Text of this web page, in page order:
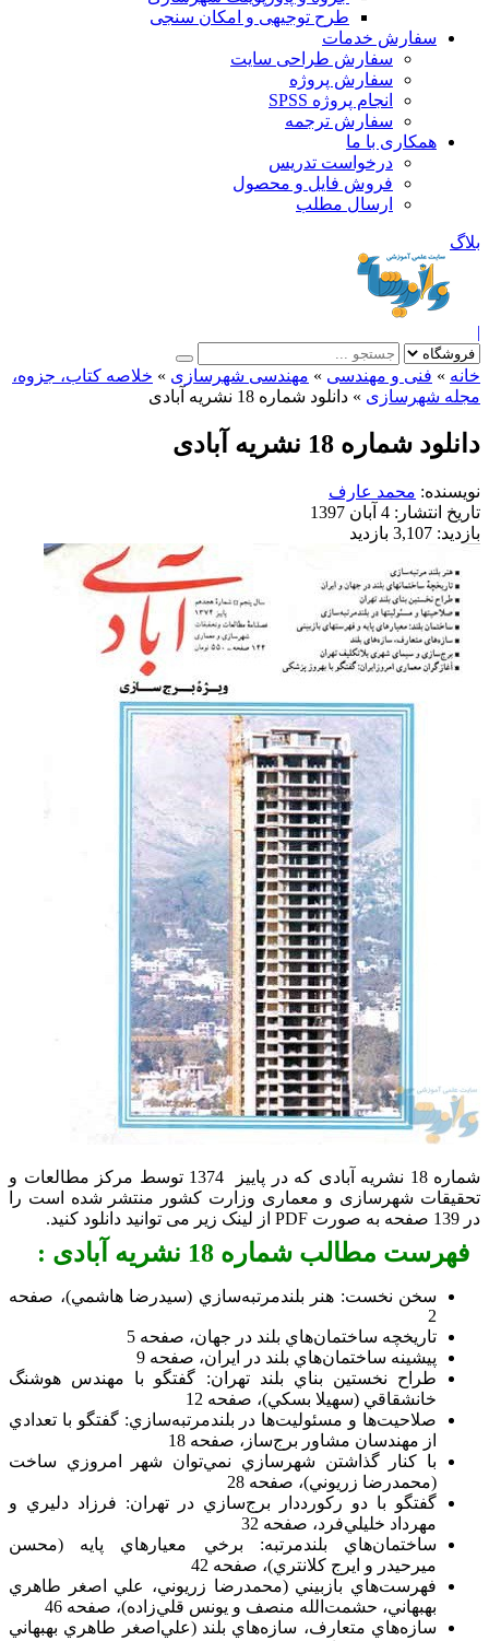
طرح توجیهی و امکان سنجی
سفارش خدمات
سفارش طراحی سایت
سفارش پروژه
انجام پروژه SPSS
سفارش ترجمه
همکاری با ما
درخواست تدریس
فروش فایل و محصول
ارسال مطلب
»فنی و مهندسی»مهندسی شهرسازی» خلاصه کتاب، جزوه،
شهرسازی» دانلود شماره 18 نشریه آبادی
شماره 18 نشریه آبادی
محمد عارف
انتشار:4 آبان 1397
3,107 بازدید
شماره 18 نشریه آبادی که در پاییز 1374 توسط مرکز مطالعات و
شهرسازی و معماری وزارت کشور منتشر شده است را
مطالب شماره 18 نشریه آبادی :
سخن نخست: هنر بلندمرتبه‌سازي (سيدرضا هاشمي)، صفحه
تاريخچه ساختمان‌هاي بلند در جهان، صفحه 5
پيشينه ساختمان‌هاي بلند در ايران، صفحه 9
طراح نخستين بناي بلند تهران: گفتگو با مهندس هوشنگ
خانشقاقي (سهيلا بسكي)، صفحه 12
صلاحيت‌ها و مسئوليت‌ها در بلندمرتبه‌سازي: گفتگو با تعدادي
از مهندسان مشاور برج‌ساز، صفحه 18
با كنار گذاشتن شهرسازي نمي‌توان شهر امروزي ساخت
(محمدرضا زريوني)، صفحه 28
گفتگو با دو ركورددار برج‌‌سازي در تهران: فرزاد دليري و
مهرداد خليلي‌فرد، صفحه 32
ساختمان‌هاي بلندمرتبه: برخي معيارهاي پايه (محسن
ميرحيدر و ايرج كلانتري)، صفحه 42
فهرست‌هاي بازبيني (محمدرضا زريوني، علي اصغر طاهري
بهبهاني، حشمت‌الله منصف و يونس قلي‌زاده)، صفحه 46
سازه‌هاي متعارف، سازه‌هاي بلند (علي‌اصغر طاهري بهبهاني